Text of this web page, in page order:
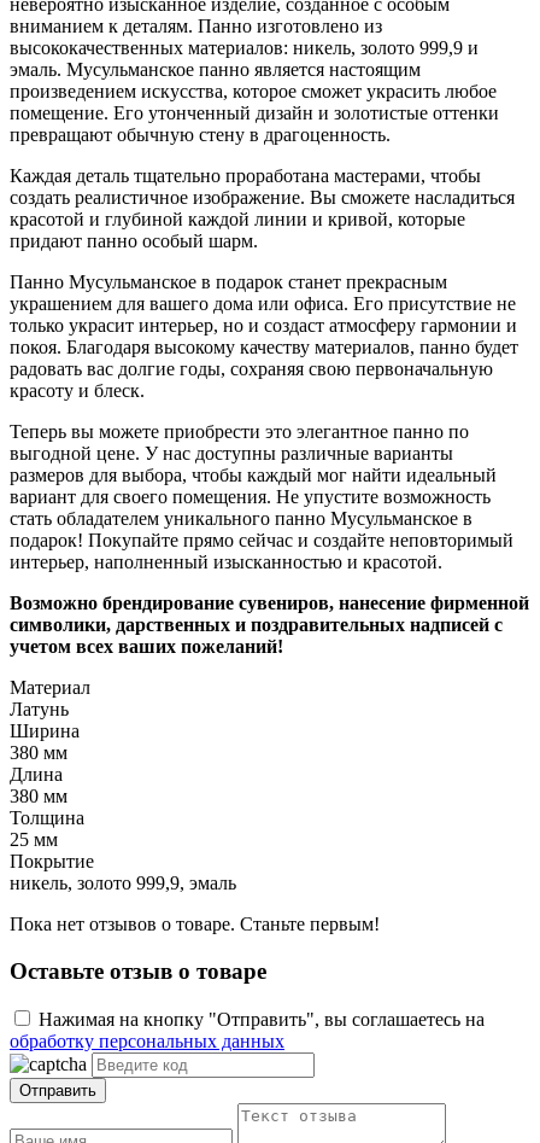
невероятно изысканное изделие, созданное с особым
вниманием к деталям. Панно изготовлено из
высококачественных материалов: никель, золото 999,9 и
эмаль. Мусульманское панно является настоящим
произведением искусства, которое сможет украсить любое
помещение. Его утонченный дизайн и золотистые оттенки
превращают обычную стену в драгоценность.
Каждая деталь тщательно проработана мастерами, чтобы
создать реалистичное изображение. Вы сможете насладиться
красотой и глубиной каждой линии и кривой, которые
придают панно особый шарм.
Панно Мусульманское в подарок станет прекрасным
украшением для вашего дома или офиса. Его присутствие не
только украсит интерьер, но и создаст атмосферу гармонии и
покоя. Благодаря высокому качеству материалов, панно будет
радовать вас долгие годы, сохраняя свою первоначальную
красоту и блеск.
Теперь вы можете приобрести это элегантное панно по
выгодной цене. У нас доступны различные варианты
размеров для выбора, чтобы каждый мог найти идеальный
вариант для своего помещения. Не упустите возможность
стать обладателем уникального панно Мусульманское в
подарок! Покупайте прямо сейчас и создайте неповторимый
интерьер, наполненный изысканностью и красотой.
Возможно брендирование сувениров, нанесение фирменной
символики, дарственных и поздравительных надписей с
учетом всех ваших пожеланий!
Материал
Латунь
Ширина
380 мм
Длина
380 мм
Толщина
25 мм
Покрытие
никель, золото 999,9, эмаль
Пока нет отзывов о товаре. Станьте первым!
Оставьте отзыв о товаре
Нажимая на кнопку "Отправить", вы соглашаетесь на
обработку персональных данных
Отправить